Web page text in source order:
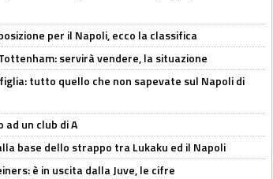
per il Napoli, ecco la classifica
servirà vendere, la situazione
tutto quello che non sapevate sul Napoli di
ad un club di A
base dello strappo tra Lukaku ed il Napoli
è in uscita dalla Juve, le cifre